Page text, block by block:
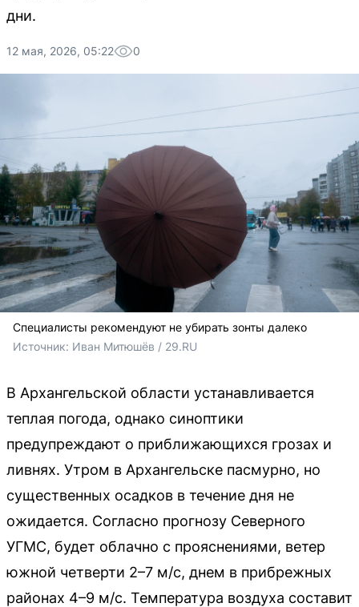
дни.
12 мая, 2026, 05:22 0
Специалисты рекомендуют не убирать зонты далеко
Источник: Иван Митюшёв / 29.RU
В Архангельской области устанавливается
теплая погода, однако синоптики
предупреждают о приближающихся грозах и
ливнях. Утром в Архангельске пасмурно, но
существенных осадков в течение дня не
ожидается. Согласно прогнозу Северного
УГМС, будет облачно с прояснениями, ветер
южной четверти 2–7 м/с, днем в прибрежных
районах 4–9 м/с. Температура воздуха составит